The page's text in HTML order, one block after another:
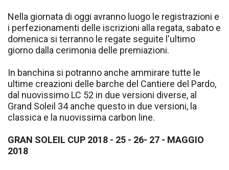
Nella giornata di oggi avranno luogo le registrazioni e
i perfezionamenti delle iscrizioni alla regata, sabato e
domenica si terranno le regate seguite l'ultimo
giorno dalla cerimonia delle premiazioni.
In banchina si potranno anche ammirare tutte le
ultime creazioni delle barche del Cantiere del Pardo,
dal nuovissimo LC 52 in due versioni diverse, al
Grand Soleil 34 anche questo in due versioni, la
classica e la nuovissima carbon line.
GRAN SOLEIL CUP 2018 - 25 - 26- 27 - MAGGIO
2018